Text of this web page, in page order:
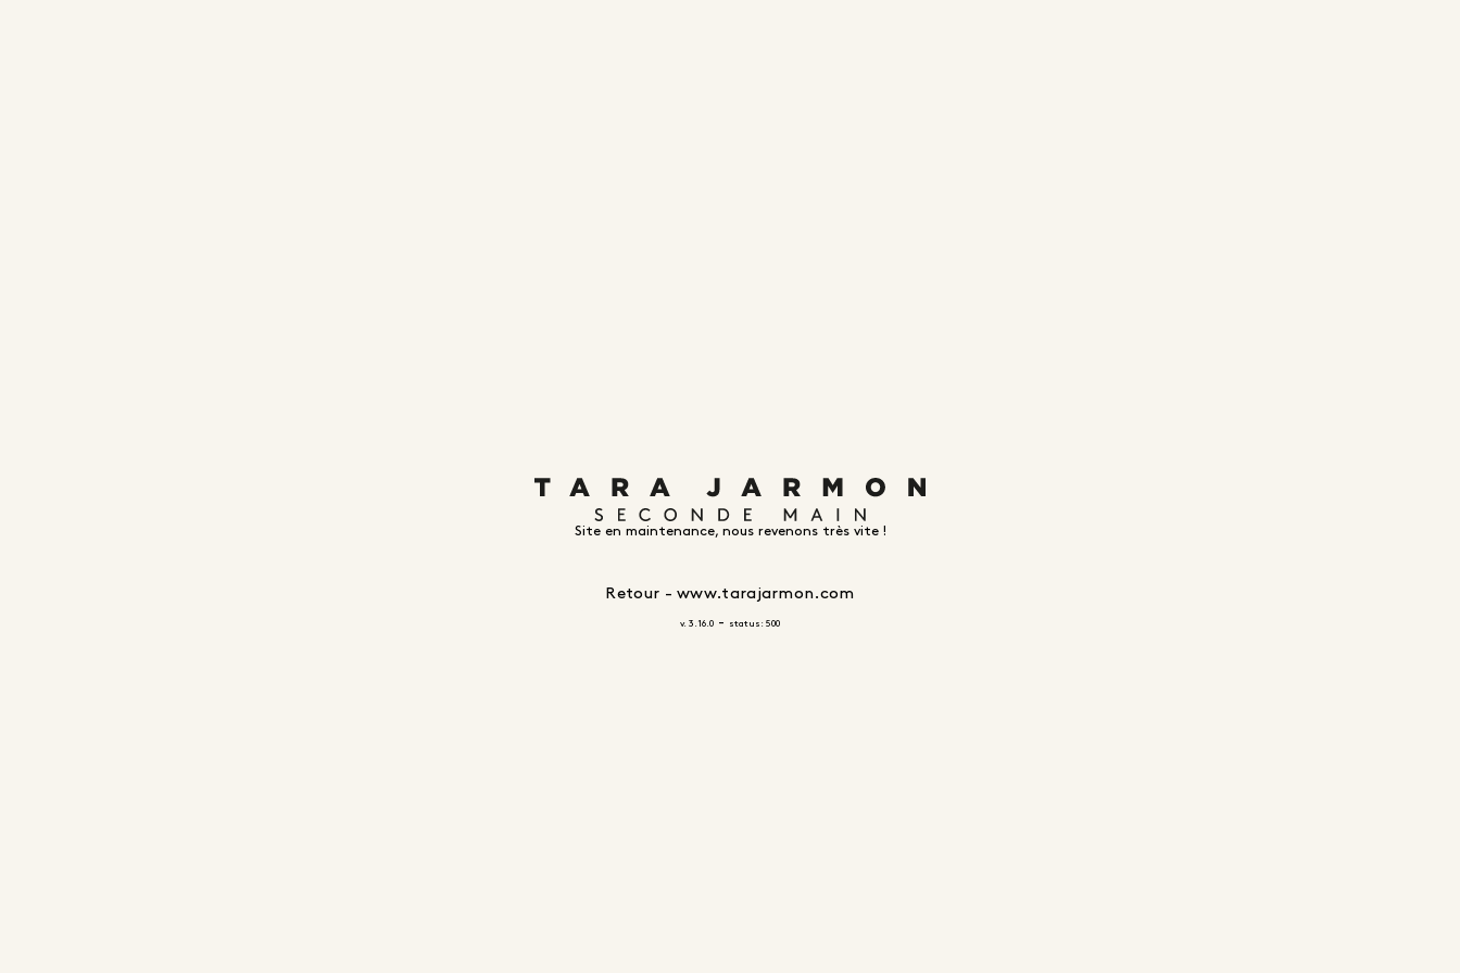
Site en maintenance, nous revenons très vite !
Retour - www.tarajarmon.com
v. 3.16.0 - status: 500